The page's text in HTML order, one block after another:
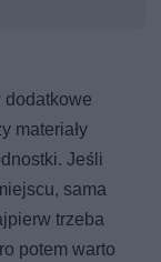
dodatkowe
materiały
Jeśli
sama
trzeba
potem warto